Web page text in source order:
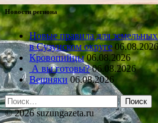
Новости региона
Новые правила для
в Сузунском округе 06.08.2026
Кровопийцы 06.08.2026
А вы готовы? 06.08.2026
Вешняки 06.08.2026
Найти:
© 2026 suzungazeta.ru